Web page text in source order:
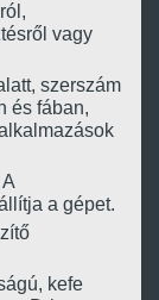
vagy
szerszám
és fában,
a gépet.
kefe